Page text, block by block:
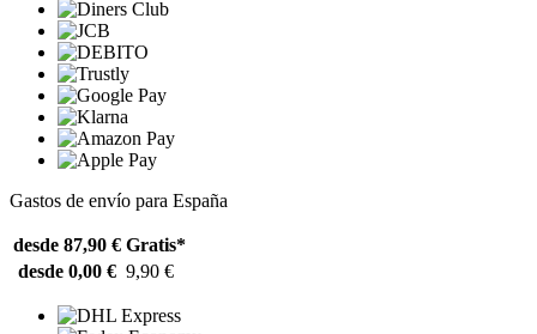
Gastos de envío para España
desde 87,90 € Gratis*
desde 0,00 € 9,90 €